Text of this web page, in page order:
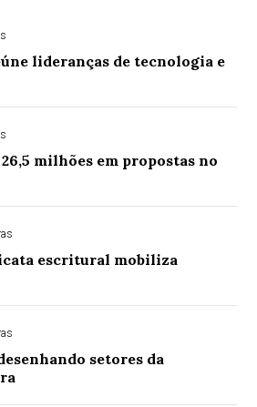
lideranças de tecnologia e
milhões em propostas no
escritural mobiliza
setores da